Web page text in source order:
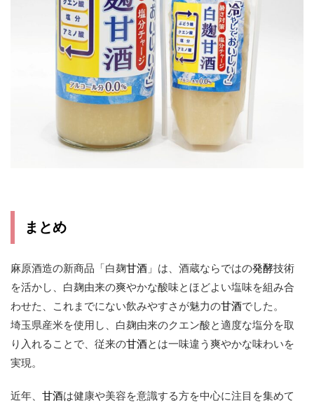
まとめ
麻原酒造の新商品「白麹甘酒 」は、酒蔵ならではの発酵技術
を活かし、白麹由来の爽やかな酸味とほどよい塩味を組み合
わせた、これまでにない飲みやすさが魅力の甘酒でした。
埼玉県産米を使用し、白麹由来のクエン酸と適度な塩分を取
り入れることで、従来の甘酒とは一味違う爽やかな味わいを
実現。
近年、 甘酒は健康や美容を意識する方を中心に注目を集めて